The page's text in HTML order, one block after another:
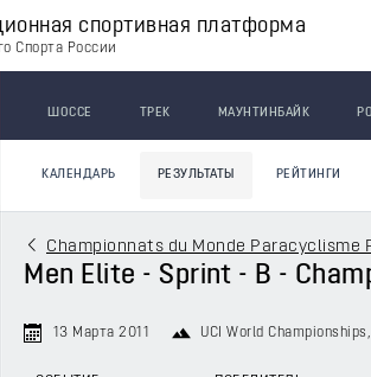
спортивная платформа
Спорта России
ШОССЕ ТРЕК МАУНТИНБАЙК
КАЛЕНДАРЬ РЕЗУЛЬТАТЫ РЕЙТИНГИ
Championnats du Monde Paracyclisme
Men Elite - Sprint - B -
13 Марта 2011 UCI World Championships